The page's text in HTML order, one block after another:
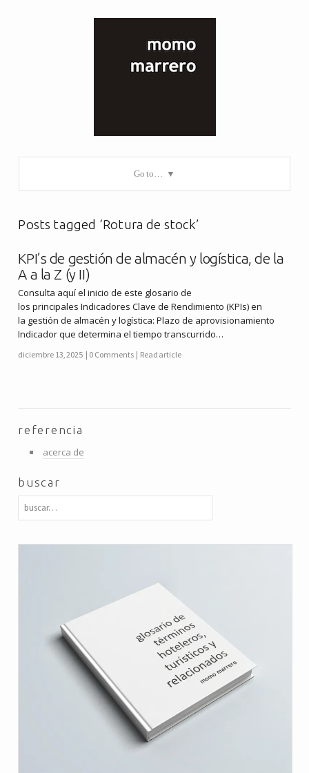
Go to…
Posts tagged ‘Rotura de stock’
KPI’s de gestión de almacén y logística, de la
A a la Z (y II)
Consulta aquí el inicio de este glosario de
los principales Indicadores Clave de Rendimiento (KPIs) en
la gestión de almacén y logística: Plazo de aprovisionamiento
Indicador que determina el tiempo transcurrido…
diciembre 13, 2025 0 Comments Read article
referencia
acerca de
buscar